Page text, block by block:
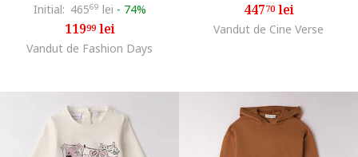
Initial: 46569 lei - 74%
11999lei
Vandut de Fashion Days
44770lei
Vandut de Cine Verse